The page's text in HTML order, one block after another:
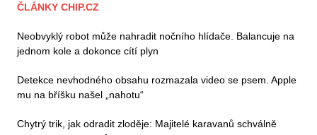
ČLÁNKY CHIP.CZ
Neobvyklý robot může nahradit nočního hlídače. Balancuje na
jednom kole a dokonce cítí plyn
Detekce nevhodného obsahu rozmazala video se psem. Apple
mu na bříšku našel „nahotu“
Chytrý trik, jak odradit zloděje: Majitelé karavanů schválně